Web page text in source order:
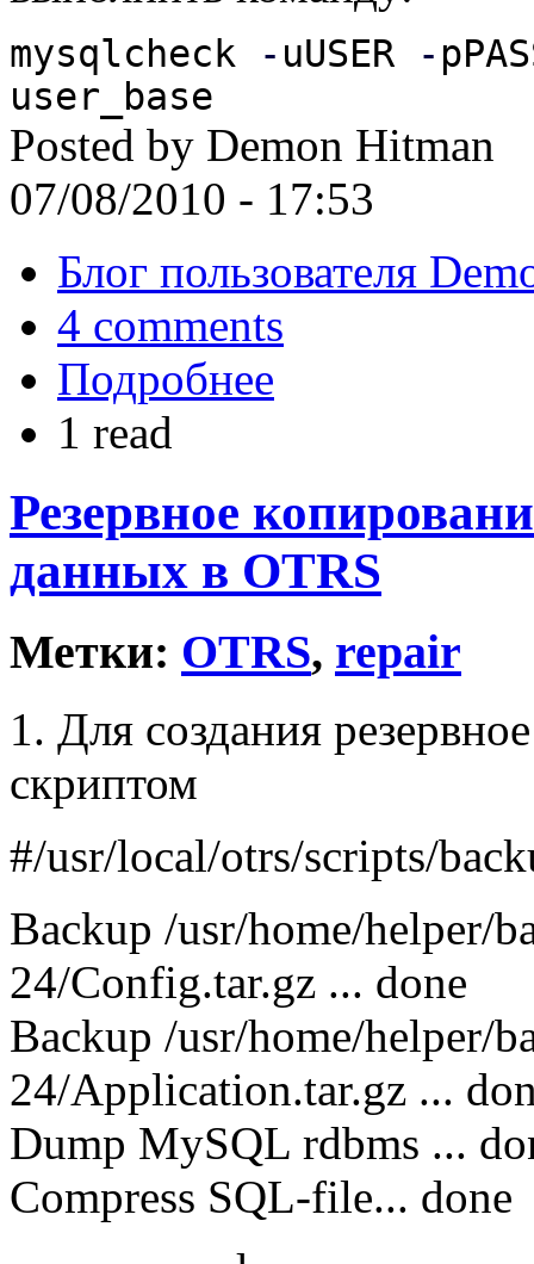
mysqlcheck - uUSER -
user_base
Posted by Demon Hitman
07/08/2010 - 17:53
Блог пользователя
4 comments
Подробнее
1 read
Резервное
данных в OTRS
Метки: OTRS, repair
1. Для создания
скриптом
#/usr/local/otrs/scripts/
Backup /usr/home/helper/
24/Config.tar.gz ... done
Backup /usr/home/helper/
24/Application.tar.gz ...
Dump MySQL rdbms ...
Compress SQL-file... done